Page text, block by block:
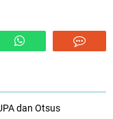
dan Otsus